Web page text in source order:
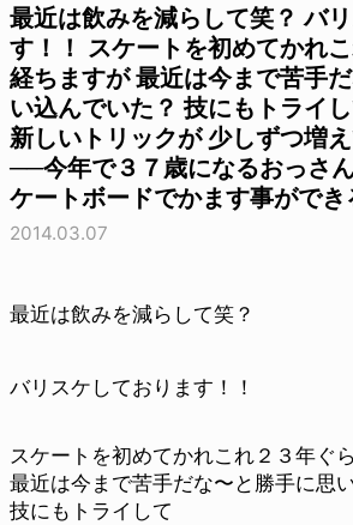
最近は飲みを減らして笑？ バ
す！！ スケートを初めてかれ
経ちますが 最近は今まで苦手
い込んでいた？ 技にもトライ
新しいトリックが 少しずつ増
──今年で３７歳になるおっさ
ケートボードでかます事ができ
2014.03.07
最近は飲みを減らして笑？
バリスケしております！！
スケートを初めてかれこれ２３年ぐ
最近は今まで苦手だな〜と勝手に思
技にもトライして